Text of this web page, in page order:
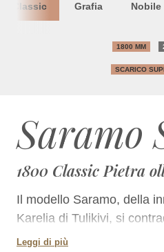
Saramo
1800 Classic Pietra
Il modello Saramo, della
Karelia di Tulikivi, si
stile inconfondibile ed è
Leggi di più
Classic Grafia Nobile
1800 MM
SCARICO